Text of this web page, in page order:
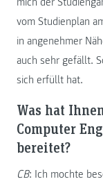
vom Studienplan
in angenehmer
auch sehr gefällt.
sich erfüllt hat.
Was hat
Computer
bereitet?
CB: Ich mochte